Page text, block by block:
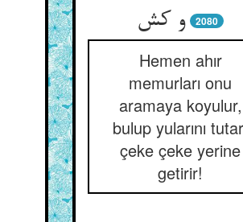
و کش
2080
Hemen ahır
memurları onu
aramaya koyulur,
bulup yularını
çeke çeke yerine
getirir!